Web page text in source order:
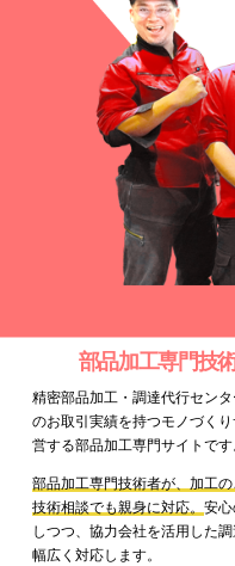
部品加工専門技
精密部品加工・調達代行セン
のお取引実績を持つモノづく
営する部品加工専門サイトです
部品加工専門技術者が、加工
技術相談でも親身に対応。 安
しつつ、協力会社を活用した
幅広く対応します。